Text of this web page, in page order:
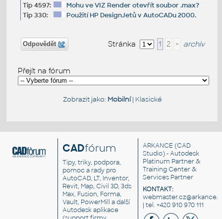
Tip 4597:
Mohu ve VIZ Render otevřít soubor .max?
Tip 330:
Použití HP DesignJetů v AutoCADu 2000.
Odpovědět Stránka 1 2 > archiv
Přejít na fórum
Zobrazit jako: Mobilní| Klasické
CADfórum
Tipy, triky, podpora,
pomoc a rady pro
AutoCAD, LT, Inventor,
Revit, Map, Civil 3D, 3ds
Max, Fusion, Forma,
Vault, PowerMill a další
Autodesk aplikace
ARKANCE (CAD
Studio) - Autodesk
Platinum Partner &
Training Center &
Services Partner
KONTAKT:
| tel. +420 910 970 111